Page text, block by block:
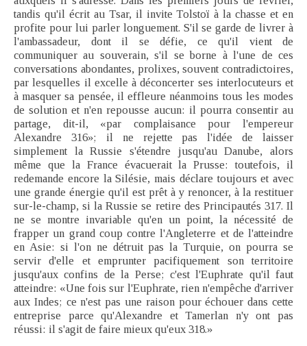
tandis qu'il écrit au Tsar, il invite Tolstoï à la chasse et en
profite pour lui parler longuement. S'il se garde de livrer à
l'ambassadeur, dont il se défie, ce qu'il vient de
communiquer au souverain, s'il se borne à l'une de ces
conversations abondantes, prolixes, souvent contradictoires,
par lesquelles il excelle à déconcerter ses interlocuteurs et
à masquer sa pensée, il effleure néanmoins tous les modes
de solution et n'en repousse aucun: il pourra consentir au
partage, dit-il, «par complaisance pour l'empereur
Alexandre 316»; il ne rejette pas l'idée de laisser
simplement la Russie s'étendre jusqu'au Danube, alors
même que la France évacuerait la Prusse: toutefois, il
redemande encore la Silésie, mais déclare toujours et avec
une grande énergie qu'il est prêt à y renoncer, à la restituer
sur-le-champ, si la Russie se retire des Principautés 317. Il
ne se montre invariable qu'en un point, la nécessité de
frapper un grand coup contre l'Angleterre et de l'atteindre
en Asie: si l'on ne détruit pas la Turquie, on pourra se
servir d'elle et emprunter pacifiquement son territoire
jusqu'aux confins de la Perse; c'est l'Euphrate qu'il faut
atteindre: «Une fois sur l'Euphrate, rien n'empêche d'arriver
aux Indes; ce n'est pas une raison pour échouer dans cette
entreprise parce qu'Alexandre et Tamerlan n'y ont pas
réussi: il s'agit de faire mieux qu'eux 318.»